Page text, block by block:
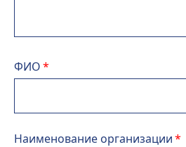
ФИО
Наименование организации